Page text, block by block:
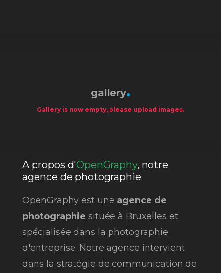
gallery
Gallery is now empty, please upload images.
A propos d'OpenGraphy, notre
agence de photographie
OpenGraphy est une agence de
photographie située à Bruxelles et
spécialisée dans la photographie
d'entreprise. Notre agence intervient
dans la stratégie de communication de